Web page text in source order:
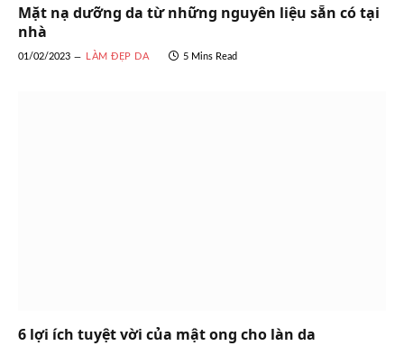
Mặt nạ dưỡng da từ những nguyên liệu sẵn có tại
nhà
01/02/2023 LÀM ĐẸP DA 5 Mins Read
6 lợi ích tuyệt vời của mật ong cho làn da